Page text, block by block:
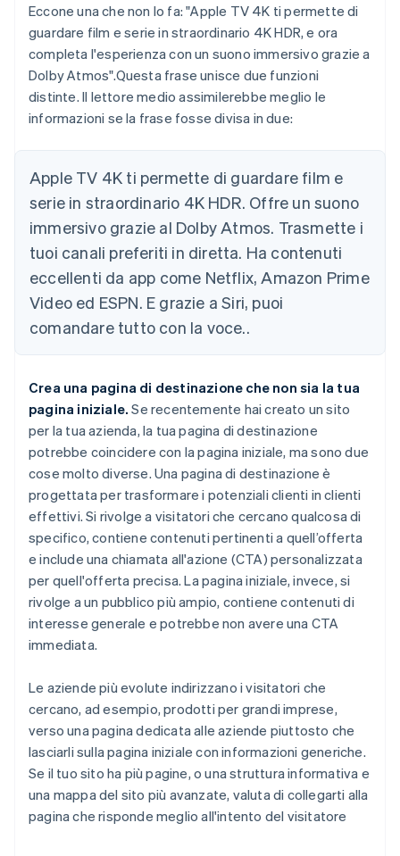
Eccone una che non lo fa: "Apple TV 4K ti permette di
guardare film e serie in straordinario 4K HDR, e ora
completa l'esperienza con un suono immersivo grazie a
Dolby Atmos".Questa frase unisce due funzioni
distinte. Il lettore medio assimilerebbe meglio le
informazioni se la frase fosse divisa in due:
Apple TV 4K ti permette di guardare film e
serie in straordinario 4K HDR. Offre un suono
immersivo grazie al Dolby Atmos. Trasmette i
tuoi canali preferiti in diretta. Ha contenuti
eccellenti da app come Netflix, Amazon Prime
Video ed ESPN. E grazie a Siri, puoi
comandare tutto con la voce..
Crea una pagina di destinazione che non sia la tua
pagina iniziale. Se recentemente hai creato un sito
per la tua azienda, la tua pagina di destinazione
potrebbe coincidere con la pagina iniziale, ma sono due
cose molto diverse. Una pagina di destinazione è
progettata per trasformare i potenziali clienti in clienti
effettivi. Si rivolge a visitatori che cercano qualcosa di
specifico, contiene contenuti pertinenti a quell’offerta
e include una chiamata all'azione (CTA) personalizzata
per quell'offerta precisa. La pagina iniziale, invece, si
rivolge a un pubblico più ampio, contiene contenuti di
interesse generale e potrebbe non avere una CTA
immediata.
Le aziende più evolute indirizzano i visitatori che
cercano, ad esempio, prodotti per grandi imprese,
verso una pagina dedicata alle aziende piuttosto che
lasciarli sulla pagina iniziale con informazioni generiche.
Se il tuo sito ha più pagine, o una struttura informativa e
una mappa del sito più avanzate, valuta di collegarti alla
pagina che risponde meglio all'intento del visitatore